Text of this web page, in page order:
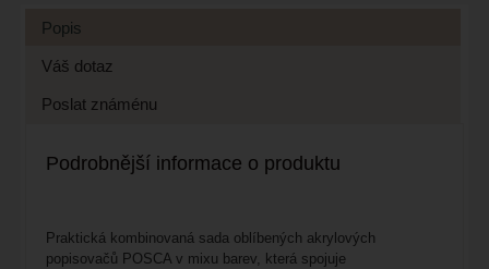
Popis
Váš dotaz
Poslat známénu
Podrobnější informace o produktu
Praktická kombinovaná sada oblíbených akrylových
popisovačů POSCA v mixu barev, která spojuje